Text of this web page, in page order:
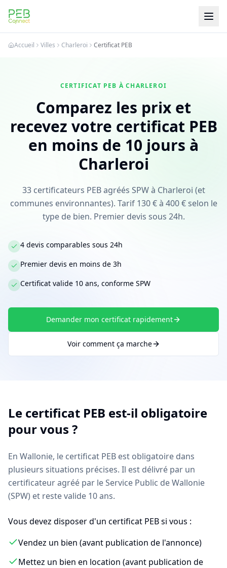
PEB Connect
Accueil Villes Charleroi Certificat PEB
CERTIFICAT PEB À CHARLEROI
Comparez les prix et
recevez votre certificat PEB
en moins de 10 jours à
Charleroi
33 certificateurs PEB agréés SPW à Charleroi (et
communes environnantes). Tarif 130 € à 400 € selon le
type de bien. Premier devis sous 24h.
4 devis comparables sous 24h
Premier devis en moins de 3h
Certificat valide 10 ans, conforme SPW
Demander mon certificat rapidement
Voir comment ça marche
Le certificat PEB est-il obligatoire
pour vous ?
En Wallonie, le certificat PEB est obligatoire dans
plusieurs situations précises. Il est délivré par un
certificateur agréé par le Service Public de Wallonie
(SPW) et reste valide 10 ans.
Vous devez disposer d'un certificat PEB si vous :
Vendez un bien (avant publication de l'annonce)
Mettez un bien en location (avant publication de